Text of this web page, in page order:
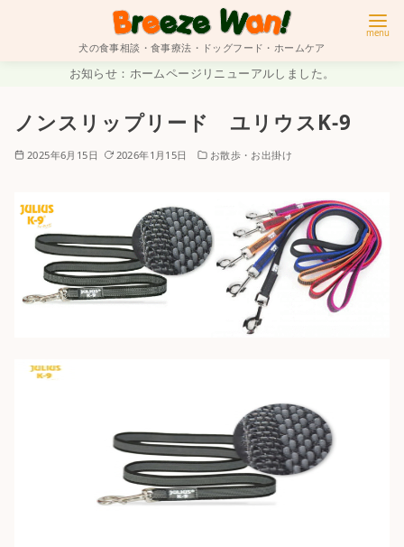
犬の食事相談・食事療法・ドッグフード・ホームケア
お知らせ：ホームページリニューアルしました。
ノンスリップリード ユリウスK-9
2025年6月15日 2026年1月15日 お散歩・お出掛け